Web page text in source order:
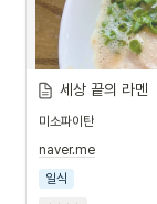
세상 끝의 라멘
미소파이탄
naver.me
일식